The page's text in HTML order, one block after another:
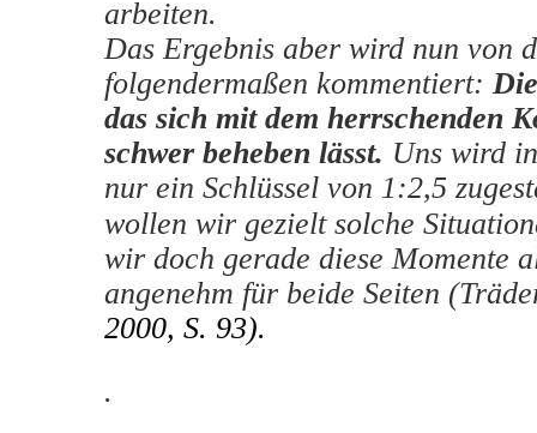
arbeiten.
Das Ergebnis aber wird nun von
folgendermaßen kommentiert:
das sich mit dem herrschenden
schwer beheben lässt. Uns wird
nur ein Schlüssel von 1:2,5
wollen wir gezielt solche
wir doch gerade diese Momente
angenehm für beide Seiten
2000, S. 93).
.